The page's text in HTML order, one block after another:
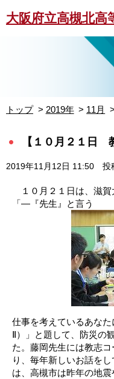
大阪府立高槻北高
トップ 2019年 11月
【１０月２１日
2019年11月12日 11:50 投
１０月２１日は、滋賀
「―『先生』と言う
仕事を考えているあな
Ⅱ）」と題して、防災の
た。藤岡先生には教志
り、毎年新しいお話を
は、高槻市は昨年の地